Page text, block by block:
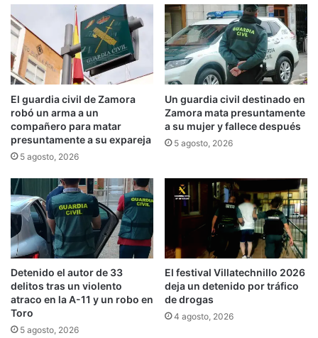
El guardia civil de Zamora
robó un arma a un
compañero para matar
presuntamente a su expareja
5 agosto, 2026
Un guardia civil destinado en
Zamora mata presuntamente
a su mujer y fallece después
5 agosto, 2026
Detenido el autor de 33
delitos tras un violento
atraco en la A-11 y un robo en
Toro
5 agosto, 2026
El festival Villatechnillo 2026
deja un detenido por tráfico
de drogas
4 agosto, 2026